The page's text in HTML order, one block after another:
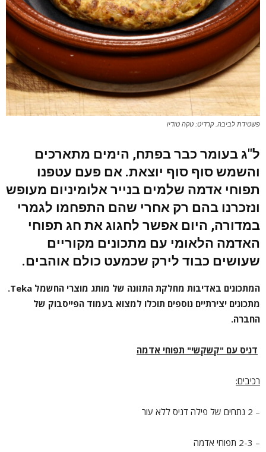
פשטידת לביבה. קרדיט: טקה טודיו
ל"ג בעומר כבר בפתח, הימים מתארכים
והשמש סוף סוף יוצאת. אם פעם עטפנו
תפוחי אדמה שלמים בנייר אלומיניום מעופש
ונזכרנו בהם רק אחרי שהם התפחמו לגמרי
במדורה, היום אפשר לחגוג את חג תפוחי
האדמה הלאומי עם מתכונים מקוריים
שעושים כבוד לירק שכמעט כולם אוהבים.
המתכונים באדיבות מחלקת התזונה של מותג מוצרי החשמל Teka
.
מתכונים יצירתיים נוספים תוכלו למצוא בעמוד הפייסבוק של
החברה.
דניס עם "קשקשי" תפוחי אדמה
רכיבים:
– 2 נתחים של פילה דניס ללא עור
– 2-3 תפוחי אדמה